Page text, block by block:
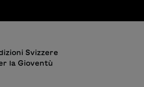
principale
Svizzere
la Gioventù